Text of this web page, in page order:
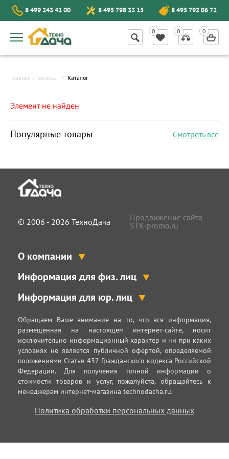
8 499 243 41 00 8 495 798 33 15 8 495 792 06 72
Главная страница Каталог
Элемент не найден
Популярные товары Смотреть все
© 2006 - 2026 ТехноДача
Продвижение сайта
STK-promo.ru
О компании
Информация для физ. лиц
Информация для юр. лиц
Обращаем Ваше внимание на то, что вся информация,
размещенная на настоящем интернет-сайте, носит
исключительно информационный характер и ни при каких
условиях не является публичной офертой, определяемой
положениями Статьи 437 Гражданского кодекса Российской
Федерации. Для получения точной информации о
стоимости товаров и услуг, пожалуйста, обращайтесь к
менеджерам интернет-магазина technodacha.ru.
Политика обработки персональных данных